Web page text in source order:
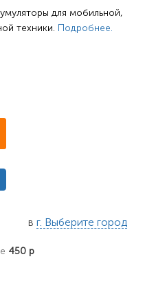
для мобильной,
техники. Подробнее.
в г. Выберите город
450 р